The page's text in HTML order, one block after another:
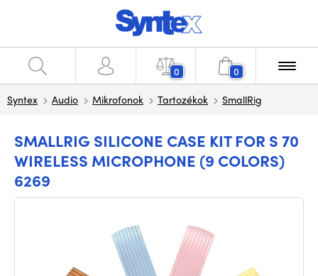
0 0
Syntex Audio Mikrofonok Tartozékok SmallRig
SMALLRIG SILICONE CASE KIT FOR S 70
WIRELESS MICROPHONE (9 COLORS)
6269